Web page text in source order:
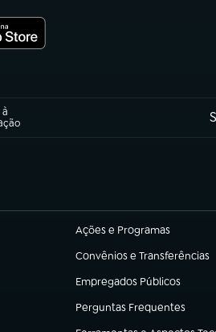
à
Ações e Programas
(abre em nova aba)
Convênios e Transferências
(abre em nova aba)
Empregados Públicos
(abre em nova aba)
Perguntas Frequentes
(abre em nova aba)